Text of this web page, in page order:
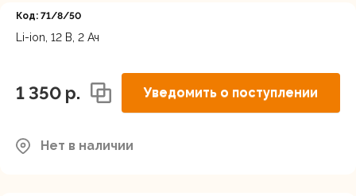
Код: 71/8/50
Li-ion, 12 В, 2 Ач
1 350 p. Уведомить о поступлении
Нет в наличии